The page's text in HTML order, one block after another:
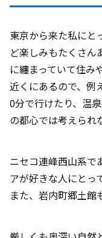
東京から来た私にと
ど楽しみもたくさん
に纏まっていて住み
近くにあるので、例
0分で行けたり、温
の都心では考えられ
ニセコ連峰西山系で
アが好きな人にとっ
また、岩内町郷土館